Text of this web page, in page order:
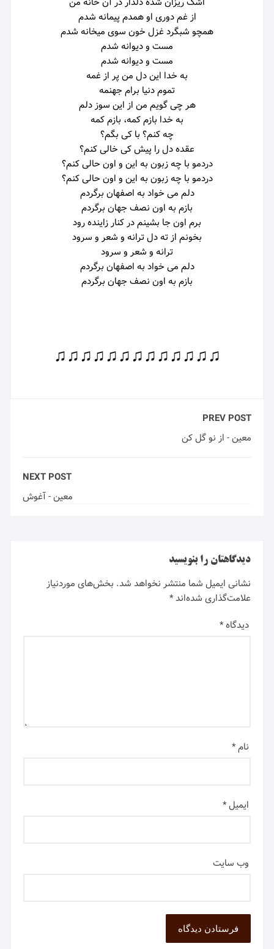
از غم دوری اوهمدم پیمانه شدم
همچو شبگرد غزل خون سوی میخانه شدم
مست و دیوانه شدم
مست و دیوانه شدم
به خدا این دل من پر از غمه
تموم دنیا برام جهنمه
هر چی گویم من از این سوز دلم
به خدا بازم کمه، بازم کمه
چه کنم؟ با کی بگم؟
عقده دل را پیش کی خالی کنم؟
دردمو با چه زبون به این و اون حالی کنم؟
دردمو با چه زبون به این و اون حالی کنم؟
دلم می خواد به اصفهان برگردم
بازم به اون نصف جهان برگردم
برم اون جا بشینمدر کنار زاینده رود
بخونم از ته دلترانه و شعر و سرود
ترانه و شعر و سرود
دلم می خواد به اصفهان برگردم
بازم به اون نصف جهان برگردم
♫♫♫♫♫♫♫♫♫♫♫♫♫
PREV POST
معین - از نو گل کن
NEXT POST
معین - آغوش
دیدگاهتان را بنویسید
نشانی ایمیل شما منتشر نخواهد شد. بخش‌های موردنیاز
علامت‌گذاری شده‌اند*
دیدگاه*
نام*
ایمیل*
وب‌ سایت